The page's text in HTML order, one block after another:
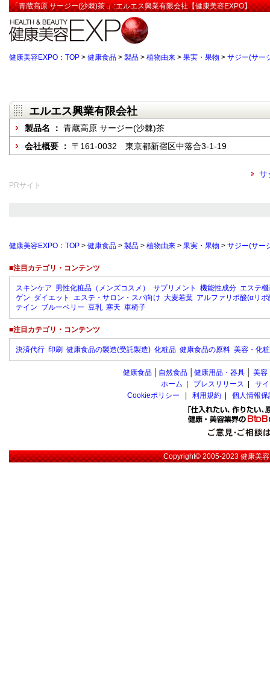
「青蔵高原 サージー(沙棘)茶 」:エルエス興業有限会社【健康美容EXPO】
健康美容EXPO：TOP > 健康食品 > 製品 > 植物由来 > 果実・果物 > サジー(サー
エルエス興業有限会社
製品名 ： 青蔵高原 サージー(沙棘)茶
会社概要 ： 〒161-0032 東京都新宿区中落合3-1-19
サ
PRサイト
健康美容EXPO：TOP > 健康食品 > 製品 > 植物由来 > 果実・果物 > サジー(サー
■注目カテゴリ・コンテンツ
スキンケア 男性化粧品（メンズコスメ） サプリメント 機能性成分 エステ
ゲン ダイエット エステ・サロン・スパ向け 大麦若葉 アルファリポ酸(αリポ
テイン ブルーベリー 豆乳 寒天 車椅子
■注目カテゴリ・コンテンツ
決済代行 印刷 健康食品の製造(受託製造) 化粧品 健康食品の原料 美容・化
健康食品 自然食品 健康用品・器具 美容
ホーム
プレスリリース
サ
Cookieポリシー
利用規約 個人情報
Copyright© 2005-2023健康美